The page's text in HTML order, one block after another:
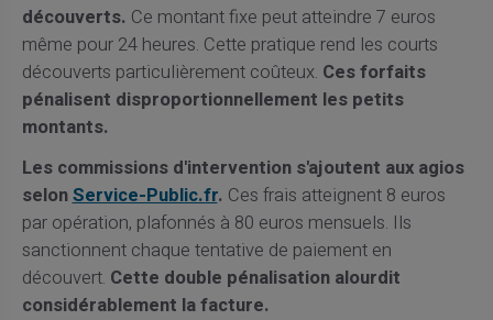
découverts. Ce montant fixe peut atteindre 7 euros
même pour 24 heures. Cette pratique rend les courts
découverts particulièrement coûteux. Ces forfaits
pénalisent disproportionnellement les petits
montants.
Les commissions d'intervention s'ajoutent aux agios
selonService-Public.fr. Ces frais atteignent 8 euros
par opération, plafonnés à 80 euros mensuels. Ils
sanctionnent chaque tentative de paiement en
découvert. Cette double pénalisation alourdit
considérablement la facture.